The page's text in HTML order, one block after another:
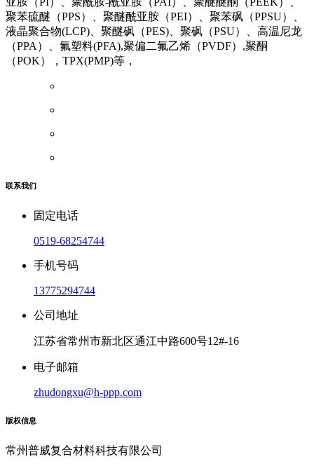
聚苯硫醚（PPS）、聚醚酰亚胺（PEI）、聚苯砜（PPSU）、
液晶聚合物(LCP)、聚醚砜（PES)、聚砜（PSU）、高温尼龙
（PPA）、氟塑料(PFA),聚偏二氟乙烯（PVDF）,聚酮
（POK），TPX(PMP)等，
联系我们
固定电话
0519-68254744
手机号码
13775294744
公司地址
江苏省常州市新北区通江中路600号12#-16
电子邮箱
zhudongxu@h-ppp.com
版权信息
常州普威复合材料科技有限公司